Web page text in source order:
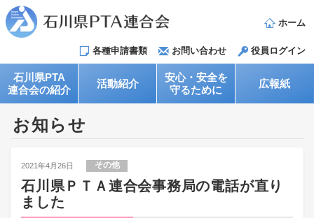
ホーム
各種申請書類 お問い合わせ 役員ログイン
石川県PTA
連合会の紹介
活動紹介
安心・安全を
守るために
広報紙
お知らせ
2021年4月26日 その他
石川県ＰＴＡ連合会事務局の電話が直り
ました